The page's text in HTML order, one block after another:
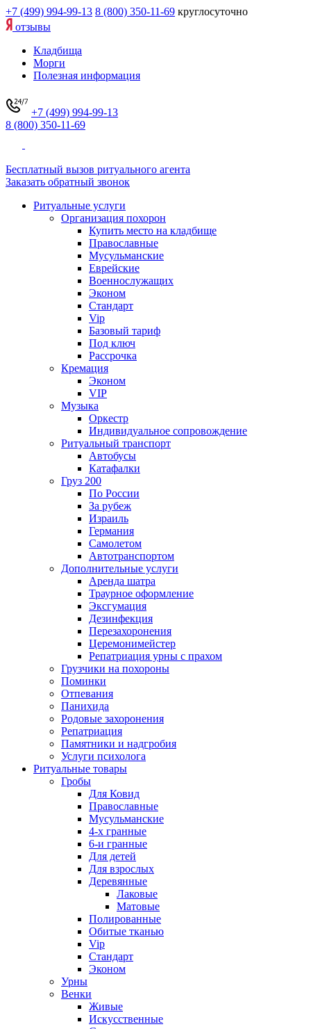
+7 (499) 994-99-13 8 (800) 350-11-69 круглосуточно
отзывы
Кладбища
Морги
Полезная информация
+7 (499) 994-99-13
8 (800) 350-11-69
Бесплатный вызов ритуального агента
Заказать обратный звонок
Ритуальные услуги
Организация похорон
Купить место на кладбище
Православные
Мусульманские
Еврейские
Военнослужащих
Эконом
Стандарт
Vip
Базовый тариф
Под ключ
Рассрочка
Кремация
Эконом
VIP
Музыка
Оркестр
Индивидуальное сопровождение
Ритуальный транспорт
Автобусы
Катафалки
Груз 200
По России
За рубеж
Израиль
Германия
Самолетом
Автотранспортом
Дополнительные услуги
Аренда шатра
Траурное оформление
Эксгумация
Дезинфекция
Перезахоронения
Церемонимейстер
Репатриация урны с прахом
Грузчики на похороны
Поминки
Отпевания
Панихида
Родовые захоронения
Репатриация
Памятники и надгробия
Услуги психолога
Ритуальные товары
Гробы
Для Ковид
Православные
Мусульманские
4-х гранные
6-и гранные
Для детей
Для взрослых
Деревянные
Лаковые
Матовые
Полированные
Обитые тканью
Vip
Стандарт
Эконом
Урны
Венки
Живые
Искусственные